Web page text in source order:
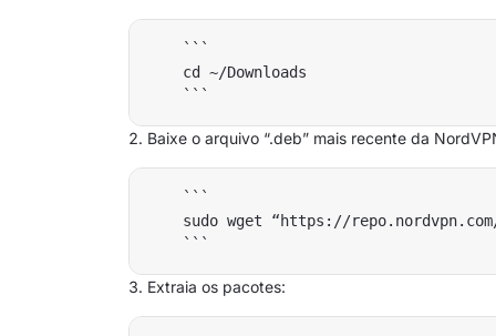
    ```
    cd ~/Downloads
Baixe o arquivo “.deb” mais recente da
    ```
sudo wget “https://
Extraia os pacotes: